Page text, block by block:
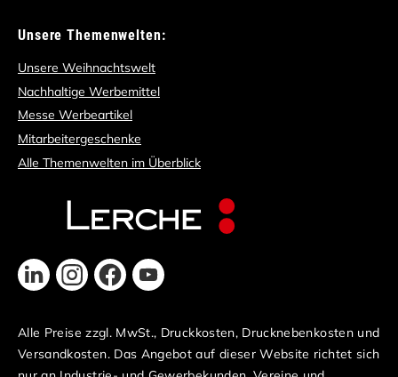
Unsere Themenwelten:
Unsere Weihnachtswelt
Nachhaltige Werbemittel
Messe Werbeartikel
Mitarbeitergeschenke
Alle Themenwelten im Überblick
Alle Preise zzgl. MwSt., Druckkosten, Drucknebenkosten und
Versandkosten. Das Angebot auf dieser Website richtet sich